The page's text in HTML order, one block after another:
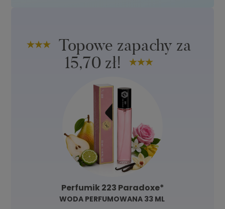
Topowe zapachy za
15,70 zł!
Perfumik 223 Paradoxe*
WODA PERFUMOWANA 33 ML